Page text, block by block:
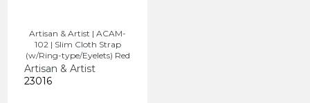
Artisan & Artist | ACAM-
102 | Slim Cloth Strap
(w/Ring-type/Eyelets) Red
Artisan & Artist
23016